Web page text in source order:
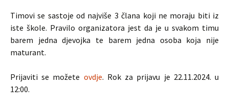
Timovi se sastoje od najviše 3 člana koji ne moraju biti iz
iste škole. Pravilo organizatora jest da je u svakom timu
barem jedna djevojka te barem jedna osoba koja nije
maturant.
Prijaviti se možete ovdje. Rok za prijavu je 22.11.2024. u
12:00.